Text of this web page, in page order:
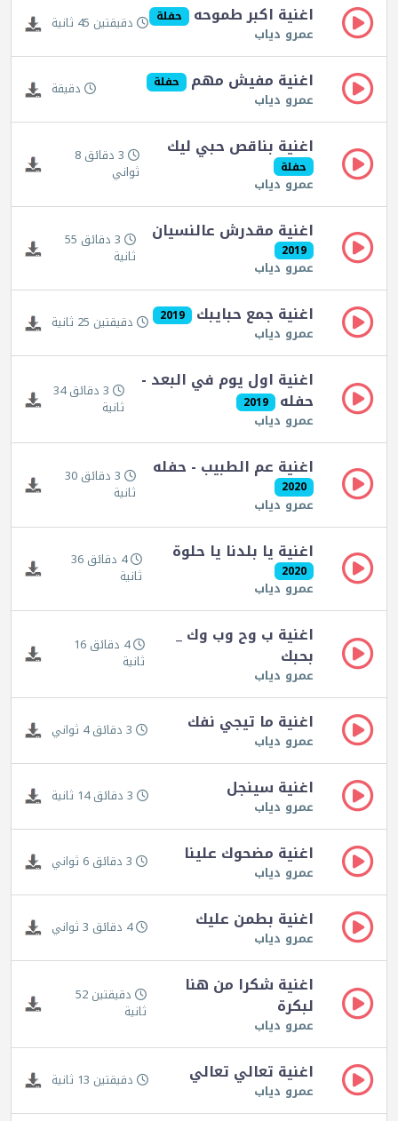
اغنية اكبر طموحه حفلة
عمرو دياب دقيقتين 45 ثانية
اغنية مفيش مهم حفلة
عمرو دياب دقيقة
اغنية بناقص حبي ليك
حفلة
عمرو دياب
3 دقائق 8
ثواني
اغنية مقدرش عالنسيان
2019
عمرو دياب
3 دقائق 55
ثانية
اغنية جمع حبايبك 2019
عمرو دياب دقيقتين 25 ثانية
اغنية اول يوم في البعد -
حفله 2019
عمرو دياب
3 دقائق 34
ثانية
اغنية عم الطبيب - حفله
2020
عمرو دياب
3 دقائق 30
ثانية
اغنية يا بلدنا يا حلوة
2020
عمرو دياب
4 دقائق 36
ثانية
اغنية ب وح وب وك _
بحبك
عمرو دياب
4 دقائق 16
ثانية
اغنية ما تيجي نفك
عمرو دياب 3 دقائق 4 ثواني
اغنية سينجل
عمرو دياب 3 دقائق 14 ثانية
اغنية مضحوك علينا
عمرو دياب 3 دقائق 6 ثواني
اغنية بطمن عليك
عمرو دياب 4 دقائق 3 ثواني
اغنية شكرا من هنا
لبكرة
عمرو دياب
دقيقتين 52
ثانية
اغنية تعالي تعالي
عمرو دياب دقيقتين 13 ثانية